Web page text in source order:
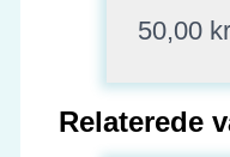
50,00
Relaterede